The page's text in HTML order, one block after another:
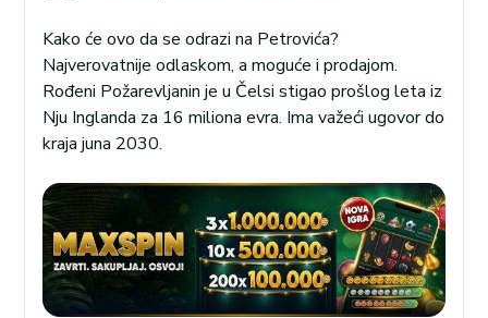
Kako će ovo da se odrazi na Petrovića?
Najverovatnije odlaskom, a moguće i prodajom.
Rođeni Požarevljanin je u Čelsi stigao prošlog leta iz
Nju Inglanda za 16 miliona evra. Ima važeći ugovor do
kraja juna 2030.